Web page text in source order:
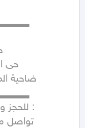
تواصل